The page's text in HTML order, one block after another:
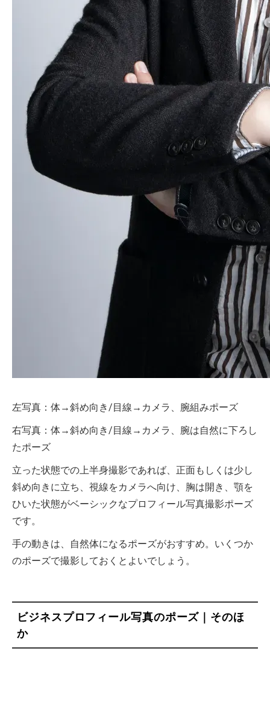
左写真：体→斜め向き/目線→カメラ、腕組みポーズ
右写真：体→斜め向き/目線→カメラ、腕は自然に下ろし
たポーズ
立った状態での上半身撮影であれば、正面もしくは少し
斜め向きに立ち、視線をカメラへ向け、胸は開き、顎を
ひいた状態がベーシックなプロフィール写真撮影ポーズ
です。
手の動きは、自然体になるポーズがおすすめ。いくつか
のポーズで撮影しておくとよいでしょう。
ビジネスプロフィール写真のポーズ｜そのほ
か